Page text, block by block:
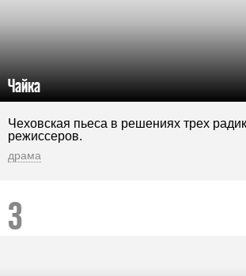
Чайка
Чеховская пьеса в решениях трех
режиссеров.
драма